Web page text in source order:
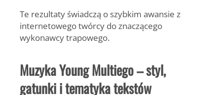
Te rezultaty świadczą o szybkim awansie z
internetowego twórcy do znaczącego
wykonawcy trapowego.
Muzyka Young Multiego – styl,
gatunki i tematyka tekstów